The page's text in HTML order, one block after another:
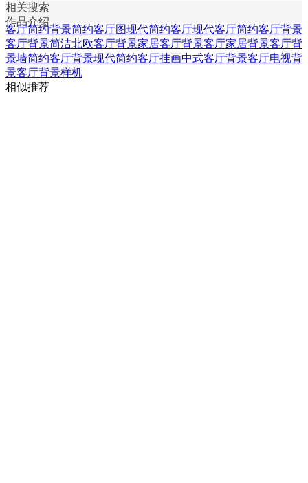
相关搜索
作品介绍
客厅简约背景简约客厅图现代简约客厅现代客厅简约客厅背景
客厅背景简洁北欧客厅背景家居客厅背景客厅家居背景客厅背
景墙简约客厅背景现代简约客厅挂画中式客厅背景客厅电视背
景客厅背景样机
相似推荐